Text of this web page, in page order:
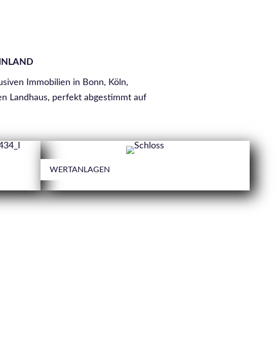
Immobilien in Bonn, Köln,
Landhaus, perfekt abgestimmt auf
WERTANLAGEN